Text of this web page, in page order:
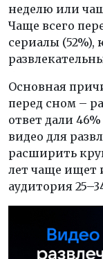
неделю или
Чаще всего
сериалы (52%),
Основная
перед сном –
ответ дали
видео для
расширить
лет чаще ищет
аудитория